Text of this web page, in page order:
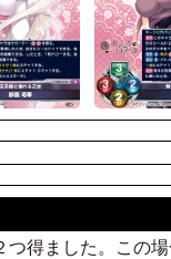
つ得ました。この